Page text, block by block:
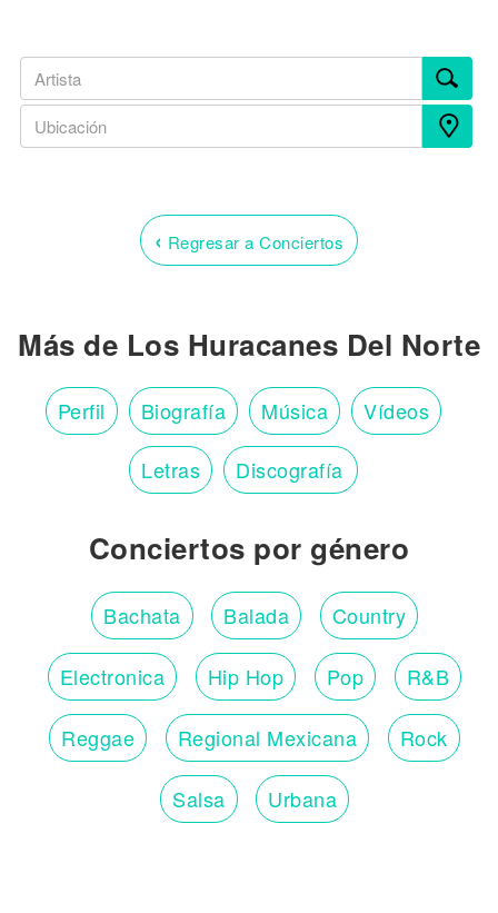
‹ Regresar a Conciertos
Más de Los Huracanes Del Norte
Perfil Biografía Música Vídeos
Letras Discografía
Conciertos por género
Bachata Balada Country
Electronica Hip Hop Pop R&B
Reggae Regional Mexicana Rock
Salsa Urbana